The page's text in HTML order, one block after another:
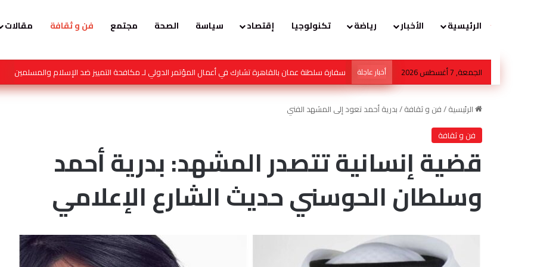
الرئيسية الأخبار رياضة تكنولوجيا إقتصاد سياسة الصحة مجتمع فن و ثقافة مقالات
الجمعة, 7 أغسطس 2026 أخبار عاجلة عُمان تواصل دعمها للتوجه العالمي في الاعتماد على مصادر الطاقة النظيفة والمتجددة
الرئيسية/فن و ثقافة/بدرية أحمد تعود إلى المشهد الفني
فن و ثقافة
قضية إنسانية تتصدر المشهد: بدرية أحمد
وسلطان الحوسني حديث الشارع الإعلامي